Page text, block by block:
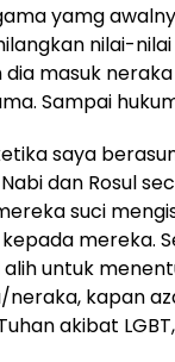
yamg
nilai-
masuk
Sampai
saya
dan Rosul
suci
mereka.
untuk
neraka, kapan
akibat